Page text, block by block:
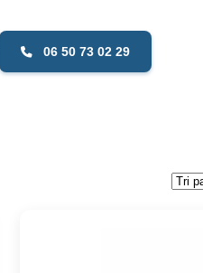
06 50 73 02 29